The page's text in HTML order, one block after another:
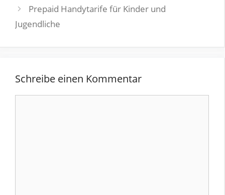
Prepaid Handytarife für Kinder und
Jugendliche
Schreibe einen Kommentar